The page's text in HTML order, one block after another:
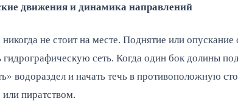
движения и динамика направлений
не стоит на месте. Поднятие или
гидрографическую сеть. Когда один бок долины
водораздел и начать течь в противоположную
пиратством.